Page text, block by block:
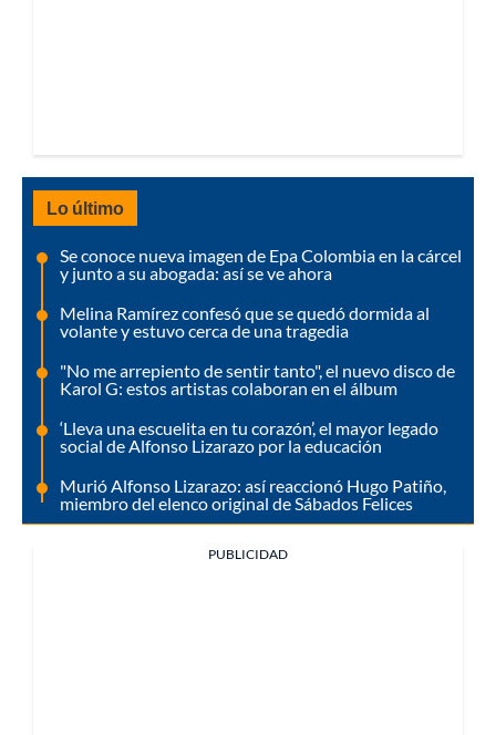
Lo último
Se conoce nueva imagen de Epa Colombia en la cárcel
y junto a su abogada: así se ve ahora
Melina Ramírez confesó que se quedó dormida al
volante y estuvo cerca de una tragedia
"No me arrepiento de sentir tanto", el nuevo disco de
Karol G: estos artistas colaboran en el álbum
‘Lleva una escuelita en tu corazón’, el mayor legado
social de Alfonso Lizarazo por la educación
Murió Alfonso Lizarazo: así reaccionó Hugo Patiño,
miembro del elenco original de Sábados Felices
PUBLICIDAD